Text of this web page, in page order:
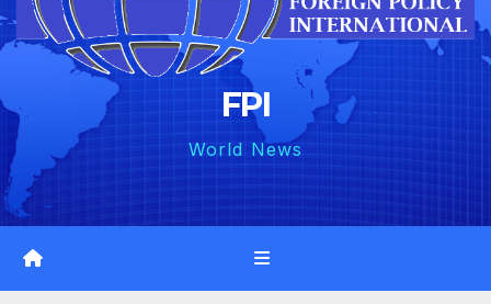
FPI
World News